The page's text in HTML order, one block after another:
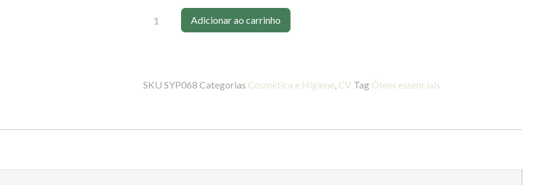
Adicionar ao carrinho
SKU SYP068 Categorias Cosmética e Higiene, CV Tag Óleos essenciais